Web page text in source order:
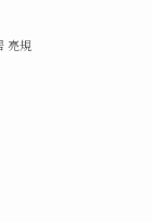
亮規